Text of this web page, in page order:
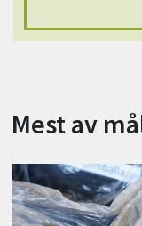
Mest av